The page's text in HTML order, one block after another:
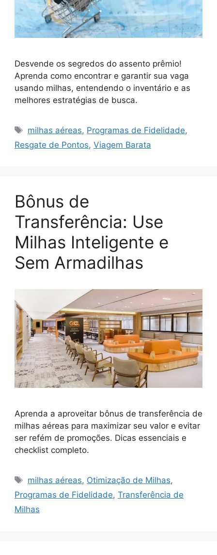
Desvende os segredos do assento prêmio!
Aprenda como encontrar e garantir sua vaga
usando milhas, entendendo o inventário e as
melhores estratégias de busca.
Tags
milhas aéreas, Programas de Fidelidade,
Resgate de Pontos, Viagem Barata
Bônus de
Transferência: Use
Milhas Inteligente e
Sem Armadilhas
Aprenda a aproveitar bônus de transferência de
milhas aéreas para maximizar seu valor e evitar
ser refém de promoções. Dicas essenciais e
checklist completo.
Tags
milhas aéreas, Otimização de Milhas,
Programas de Fidelidade, Transferência de
Milhas